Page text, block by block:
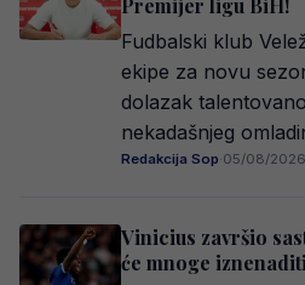
Premijer ligu BiH!
Fudbalski klub
ekipe za novu
dolazak
nekadašnjeg
Redakcija Sop·05/08/2026
Vinicius završio
će mnoge